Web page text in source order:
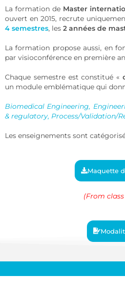
La formation de Master
ouvert en 2015, recrute
4 semestres, les 2 années de
La formation propose aussi, en
par visioconférence en première
Chaque semestre est constitué «
un module emblématique qui
Biomedical Engineering,
& regulatory, Process/Validation/
Les enseignements sont
Maquette
(From